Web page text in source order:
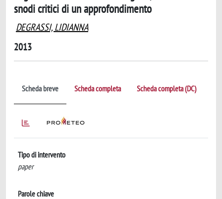
snodi critici di un approfondimento
DEGRASSI, LIDIANNA
2013
Scheda breve Scheda completa Scheda completa (DC)
Tipo di intervento
paper
Parole chiave